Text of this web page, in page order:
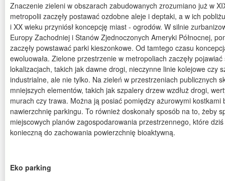
Znaczenie zieleni w obszarach zabudowanych zrozumiano już w
metropolii zaczęły postawać ozdobne aleje i deptaki, a w ich
i XX wieku przyniósł koncepcję miast - ogrodów. W silnie
Europy Zachodniej i Stanów Zjednoczonych Ameryki Północnej,
zaczęły powstawać parki kieszonkowe. Od tamtego czasu
ewoluowała. Zielone przestrzenie w metropoliach zaczęły
lokalizacjach, takich jak dawne drogi, nieczynne linie kolejowe czy
industrialne, ale nie tylko. Na zieleń w przestrzeniach publicznych
mniejszych elementów, takich jak szpalery drzew wzdłuż drogi,
murach czy trawa. Można ją posiać pomiędzy ażurowymi kostkami
nawierzchnię parkingu. To również doskonały sposób na to, żeby
miejscowych planów zagospodarowania przestrzennego, które
konieczną do zachowania powierzchnię bioaktywną.
Eko parking